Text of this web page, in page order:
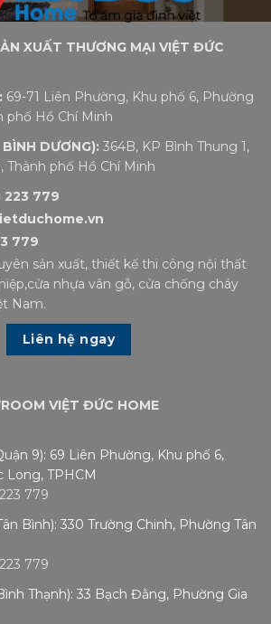
XUẤT THƯƠNG MẠI VIỆT ĐỨC
69-71 Liên Phường, Khu phố 6, Phường
phố Hồ Chí Minh
DƯƠNG): 364B, KP Bình Thung 1,
phố Hồ Chí Minh
779
779
sản xuất, thiết kế thi công nội thất
nhựa vân gỗ, cửa chống cháy
Nam.
Liên hệ ngay
VIỆT ĐỨC HOME
9): 69 Liên Phường, Khu phố 6,
Long, TPHCM
779
Bình): 330 Trường Chinh, Phường Tân
779
Thạnh): 33 Bạch Đằng, Phường Gia